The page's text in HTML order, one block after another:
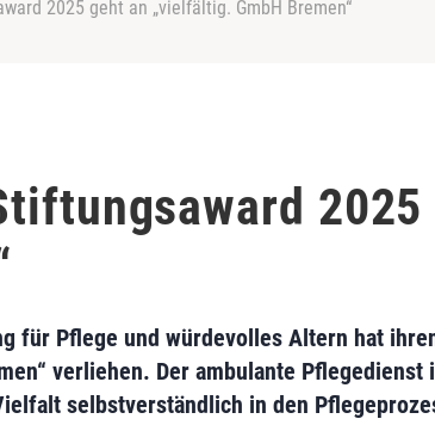
2025 geht an „vielfältig. GmbH Bremen“
für Pflege und würdevolles Altern hat
verliehen. Der ambulante
selbstverständlich in den